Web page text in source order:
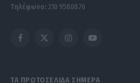
Τηλέφωνο: 210 9580876
Facebook
X
InstagramYouTube
ΤΑ ΠΡΩΤΟΣΕΛΙΔΑ ΣΗΜΕΡΑ